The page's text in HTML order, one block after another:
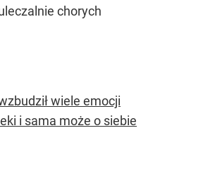
chorych
wiele emocji
i sama może o siebie